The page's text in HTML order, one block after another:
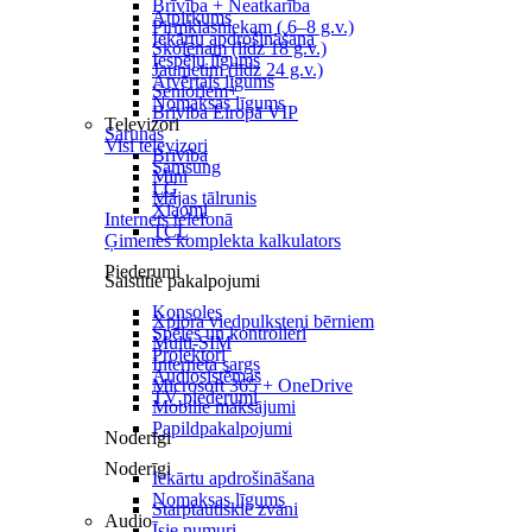
Brīvība + Neatkarība
Pirmklasniekam ( 6–8 g.v.)
Skolēnam (līdz 18 g.v.)
Jaunietim (līdz 24 g.v.)
Senioriem+
Brīvība Eiropā VIP
Sarunas
Brīvība
Mini
Mājas tālrunis
Internets telefonā
Ģimenes komplekta kalkulators
Saistītie pakalpojumi
Xplora viedpulksteņi bērniem
Multi-SIM
Interneta sargs
Microsoft 365 + OneDrive
Mobilie maksājumi
Papildpakalpojumi
Noderīgi
Starptautiskie zvani
Atpirkums
Iekārtu apdrošināšana
Iespēju līgums
Atvērtais līgums
Nomaksas līgums
Televizori
Visi televizori
Samsung
LG
Xiaomi
TCL
Piederumi
Konsoles
Spēles un kontrolieri
Projektori
Audiosistēmas
TV piederumi
Noderīgi
Iekārtu apdrošināšana
Nomaksas līgums
Audio